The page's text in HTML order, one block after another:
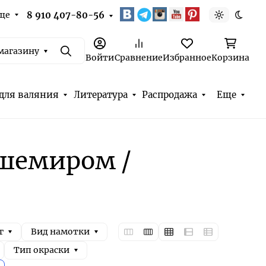
8 910 407-80-56 Светлая
ПоискВойтиСравнениеИзбранноеКорзина
валяния Литература Распродажа Еще
/
Вид намотки
Тип окраски